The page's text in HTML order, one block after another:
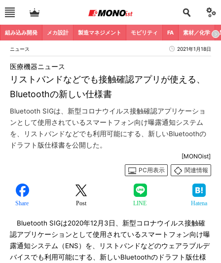
組み込み開発 メカ設計 製造マネジメント モビリティ FA 素材／化学
ニュース 2021年1月18日
リストバンドなどでも接触確認アプリが使える、
Bluetoothの新しい仕様書
医療機器ニュース
Bluetooth SIGは、新型コロナウイルス接触確認アプリケーショ
ンとして使用されているスマートフォン向け曝露通知システム
を、リストバンドなどでも利用可能にする、新しいBluetoothの
ドラフト版仕様書を公開した。
[MONOist]
PC用表示
関連情報
Share Post LINE Hatena
Bluetooth SIGは2020年12月3日、新型コロナウイルス接触確
認アプリケーションとして使用されているスマートフォン向け曝
露通知システム（ENS）を、リストバンドなどのウェアラブルデ
バイスでも利用可能にする、新しいBluetoothのドラフト版仕様